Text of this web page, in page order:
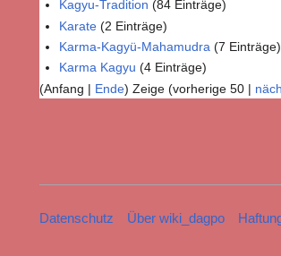
Kagyu-Tradition (84 Einträge)
Karate (2 Einträge)
Karma-Kagyü-Mahamudra (7 Einträge)
Karma Kagyu (4 Einträge)
(Anfang | Ende) Zeige (vorherige 50 |
Datenschutz Über wiki_dagpo